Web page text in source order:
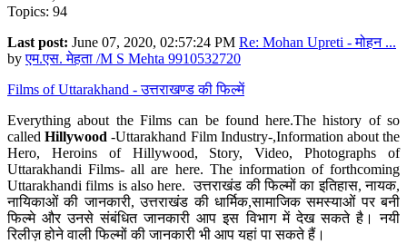
Topics: 94
Last post: June 07, 2020, 02:57:24 PM Re: Mohan Upreti - मोहन ...
byएम.एस. मेहता /M S Mehta 9910532720
Films of Uttarakhand - उत्तराखण्ड की फिल्में
Everything about the Films can be found here.The history of so
calledHillywood-Uttarakhand Film Industry-,Information about the
Hero, Heroins of Hillywood, Story, Video, Photographs of
Uttarakhandi Films- all are here. The information of forthcoming
Uttarakhandi films is also here. उत्तराखंड की फिल्मों का इतिहास, नायक,
नायिकाओं की जानकारी, उत्तराखंड की धार्मिक,सामाजिक समस्याओं पर बनी
फिल्मे और उनसे संबंधित जानकारी आप इस विभाग में देख सकते है। नयी
रिलीज़ होने वाली फिल्मों की जानकारी भी आप यहां पा सकते हैं।